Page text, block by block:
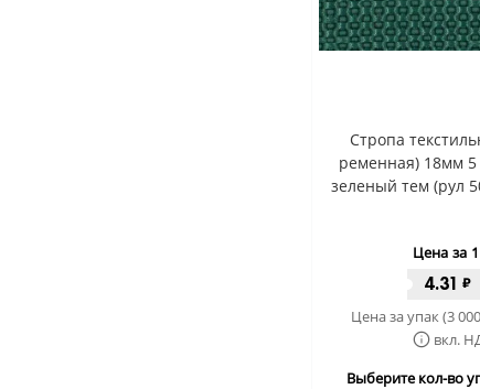
Стропа
ременная) 18мм
зеленый тем (рул
Цена за
4.31 ₽
Цена за упак (3
вкл.
Выберите кол-во